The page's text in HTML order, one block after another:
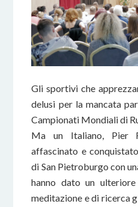
Gli sportivi che
delusi per la mancata
Campionati Mondiali di
Ma un Italiano, Pier
affascinato e
di San Pietroburgo con
hanno dato un
meditazione e di ricerca